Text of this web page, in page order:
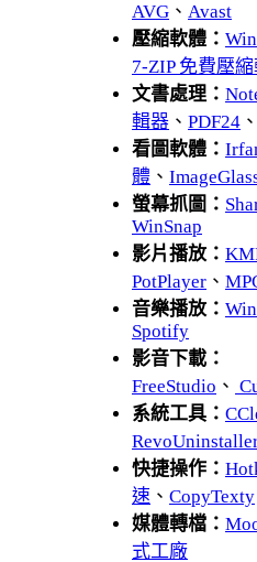
AVG 、 Avast
壓縮軟體：
7-ZIP 免費壓
文書處理：
輯器 、 PDF24 、
看圖軟體：
體 、
螢幕抓圖：
WinSnap
影片播放：
PotPlayer 、
音樂播放：
Spotify
影音下載：
FreeStudio 、
系統工具：
快捷操作：
速 、 CopyTexty
媒體轉檔：
式工廠